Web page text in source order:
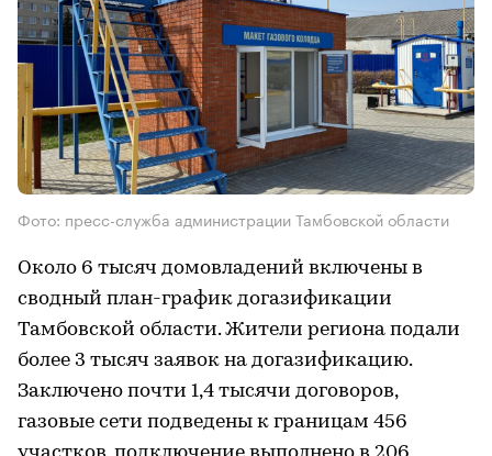
Фото: пресс-служба администрации Тамбовской области
Около 6 тысяч домовладений включены в
сводный план-график догазификации
Тамбовской области. Жители региона подали
более 3 тысяч заявок на догазификацию.
Заключено почти 1,4 тысячи договоров,
газовые сети подведены к границам 456